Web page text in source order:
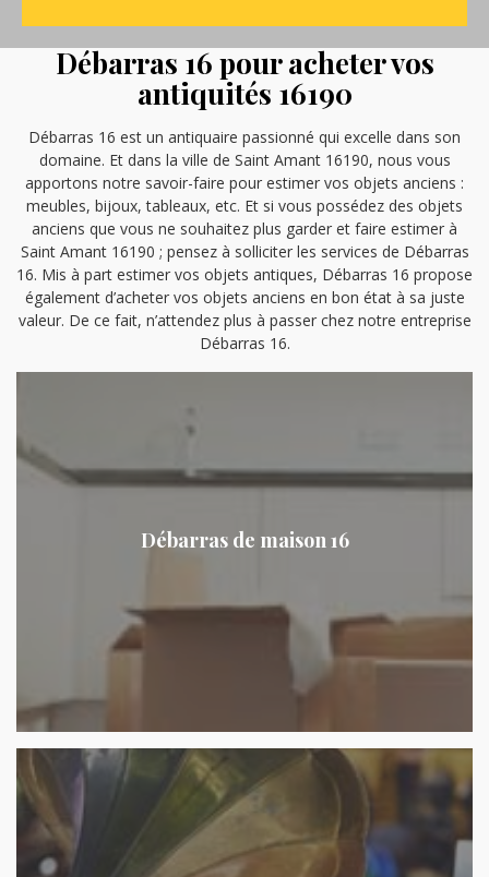
Débarras 16 pour acheter vos
antiquités 16190
Débarras 16 est un antiquaire passionné qui excelle dans son
domaine. Et dans la ville de Saint Amant 16190, nous vous
apportons notre savoir-faire pour estimer vos objets anciens :
meubles, bijoux, tableaux, etc. Et si vous possédez des objets
anciens que vous ne souhaitez plus garder et faire estimer à
Saint Amant 16190 ; pensez à solliciter les services de Débarras
16. Mis à part estimer vos objets antiques, Débarras 16 propose
également d’acheter vos objets anciens en bon état à sa juste
valeur. De ce fait, n’attendez plus à passer chez notre entreprise
Débarras 16.
Débarras de maison 16